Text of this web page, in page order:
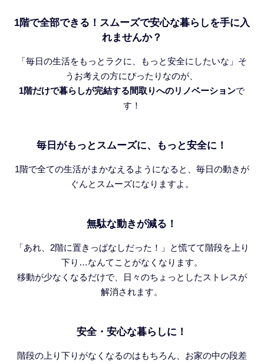
1階で全部できる！スムーズで安心な暮らしを手に入
れませんか？
「毎日の生活をもっとラクに、もっと安全にしたいな」そ
うお考えの方にぴったりなのが、
1階だけで暮らしが完結する間取りへのリノベーションで
す！
毎日がもっとスムーズに、もっと安全に！
1階で全ての生活がまかなえるようになると、毎日の動きが
ぐんとスムーズになりますよ。
無駄な動きが減る！
「あれ、2階に置きっぱなしだった！」と慌てて階段を上り
下り…なんてことがなくなります。
移動が少なくなるだけで、日々のちょっとしたストレスが
解消されます。
安全・安心な暮らしに！
階段の上り下りがなくなるのはもちろん、お家の中の段差